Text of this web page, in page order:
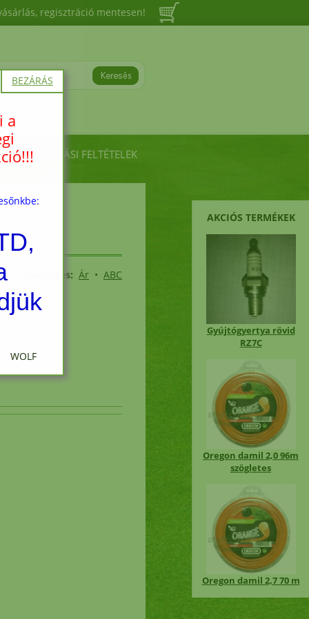
regisztráció mentesen!
SZÁLLÍTÁSI FELTÉTELEK
Rendezés: Ár • ABC
AKCIÓS TERMÉKEK
Gyújtógyertya rövid
RZ7C
Oregon damil 2,0 96m
szögletes
Oregon damil 2,7 70 m
BEZÁRÁS
a